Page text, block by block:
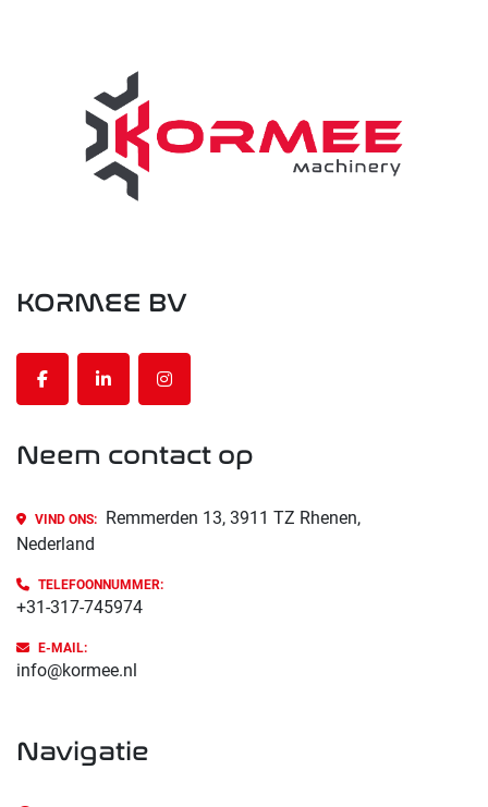
KORMEE BV
facebooklinkedininstagram
Neem contact op
VIND ONS:
Remmerden 13, 3911 TZ Rhenen,
Nederland
TELEFOONNUMMER:
+31-317-745974
E-MAIL:
info@kormee.nl
navigatie